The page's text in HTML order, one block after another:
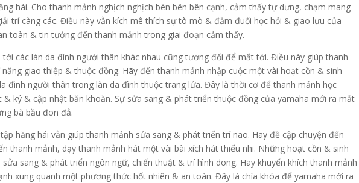
hái. Cho thanh mảnh nghịch nghịch bên bên bên cạnh, cảm thấy tự dưng, chạm mang
trí càng các. Điều này vẫn kích mê thích sự tò mò & đắm đuối học hỏi & giao lưu của
toàn & tin tưởng đến thanh mảnh trong giai đoạn cảm thấy.
các làn da đình người thân khác nhau cũng tương đối để mắt tới. Điều này giúp thanh
giao thiệp & thuộc đồng. Hãy đến thanh mảnh nhập cuộc một vài hoạt cồn & sinh
đình người thân trong làn da đình thuộc trang lứa. Đây là thời cơ để thanh mảnh học
ký & cập nhật băn khoăn. Sự sửa sang & phát triển thuộc đồng của yamaha mới ra mắt
bà bầu đon đả.
hăng hái vẫn giúp thanh mảnh sửa sang & phát triển trí não. Hãy đề cập chuyện đến
thanh mảnh, dạy thanh mảnh hát một vài bài xích hát thiếu nhi. Những hoạt cồn & sinh
sang & phát triển ngôn ngữ, chiến thuật & trí hình dong. Hãy khuyến khích thanh mảnh
xung quanh một phương thức hốt nhiên & an toàn. Đây là chìa khóa để yamaha mới ra